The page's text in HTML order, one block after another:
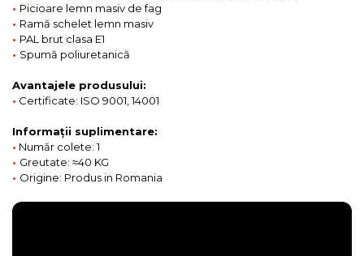
• Picioare lemn masiv de fag
• Ramă schelet lemn masiv
• PAL brut clasa E1
• Spumă poliuretanică
Avantajele produsului:
• Certificate: ISO 9001, 14001
Informații suplimentare:
• Număr colete: 1
• Greutate: ≈40 KG
• Origine: Produs in Romania